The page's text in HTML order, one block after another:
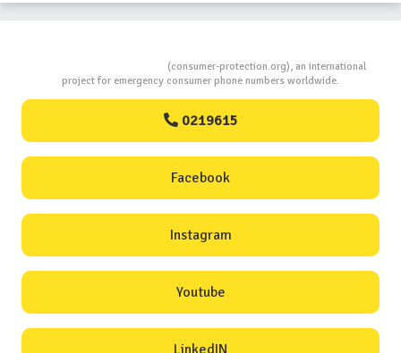
(consumer-protection.org), an international
project for emergency consumer phone numbers worldwide.
0219615
Facebook
Instagram
Youtube